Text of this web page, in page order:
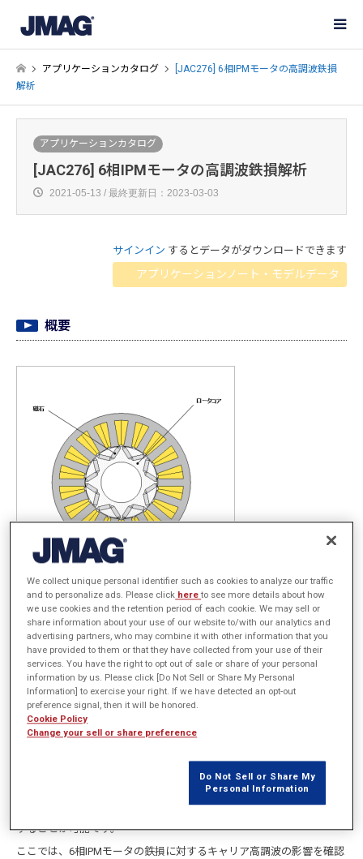
アプリケーションカタログ
[JAC276] 6相IPMモータの高調波鉄損
解析
アプリケーションカタログ
[JAC276] 6相IPMモータの高調波鉄損解析
2021-05-13 / 最終更新日：2023-03-03
サインイン するとデータがダウンロードできます
アプリケーションノート・モデルデータ
概要
駆動用モータでは、高出力密度化、運転時の冗長性の強化、トルクリ
ップルの低減を目的として多相設計が採用される場合があります。多
相設計には、インバータを2基使用した6相駆動などがあります。制御
方式は電流ベクトル制御が一般的であり、指令電流を作成するために
PWMインバータが広く用いられています。
モータドライブシステムの高効率化には鉄損の把握が不可欠です。
PWMインバータによる電力変換を用いるとPWMによるキャリア高調
波が電流およびIPMモータのコアの磁束密度波形に重畳するため、鉄
損が増加します。PWMインバータを含んだ制御回路をモデル化し磁界
解析と連成することで、PWMのキャリア高調波を考慮した鉄損を評価
することが可能です。
ここでは、6相IPMモータの鉄損に対するキャリア高調波の影響を確認
We collect unique personal identifier such as cookies to analyze our traffic
and to personalize ads. Please click hereto see more details about how
we use cookies and the retention period of each cookie. We may sell or
share information about your use of our website to/with our analytics and
advertising partners, who may combine it with other information that you
have provided to them or that they have collected from your use of their
services. You have the right to opt out of sale or share of your personal
information by us. Please click [Do Not Sell or Share My Personal
Information] to exercise your right. If we have detected an opt-out
preference signal, then it will be honored.
Cookie Policy
Change your sell or share preference
Do Not Sell or Share My
Personal Information